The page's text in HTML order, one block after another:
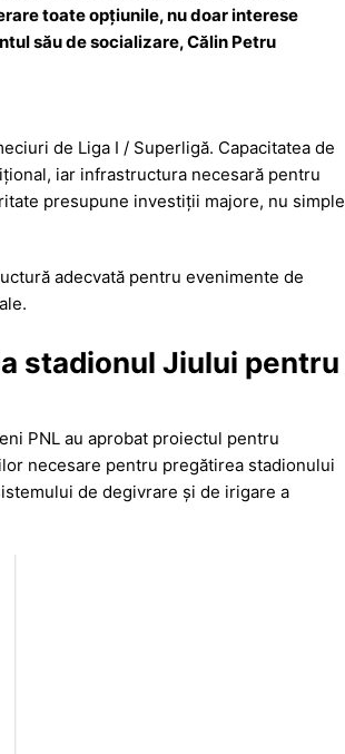
toate opțiunile, nu doar interese
său de socializare, Călin Petru
de Liga I / Superligă. Capacitatea de
iar infrastructura necesară pentru
presupune investiții majore, nu simple
adecvată pentru evenimente de
stadionul Jiului pentru
PNL au aprobat proiectul pentru
necesare pentru pregătirea stadionului
de degivrare și de irigare a